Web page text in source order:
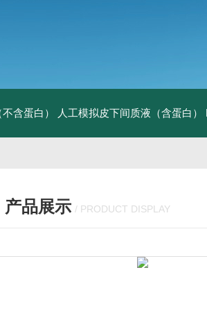
含蛋白） 人工模拟皮下间质液（含蛋白）
产品展示 / PRODUCT DISPLAY